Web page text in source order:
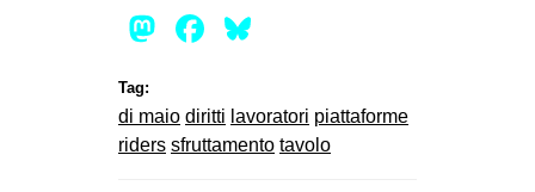
Mastodon
Facebook
Tag:
di maio diritti lavoratori piattaforme
riders sfruttamento tavolo